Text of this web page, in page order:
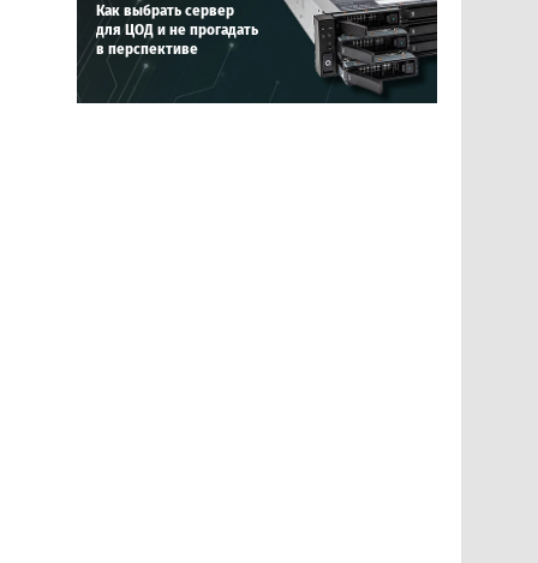
Как выбрать сервер
для ЦОД и не прогадать
в перспективе